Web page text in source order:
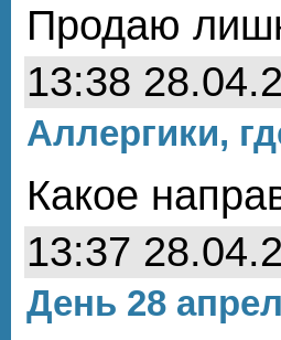
Продаю
13:38
Аллергики,
Какое
13:37
День 28